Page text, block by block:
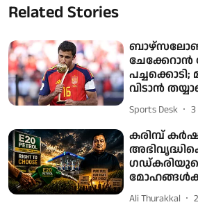
Related Stories
പച്ചക്കൊടി;
വിടാൻ
Sports Desk
കരിമ്പ്
Ali Thurakkal